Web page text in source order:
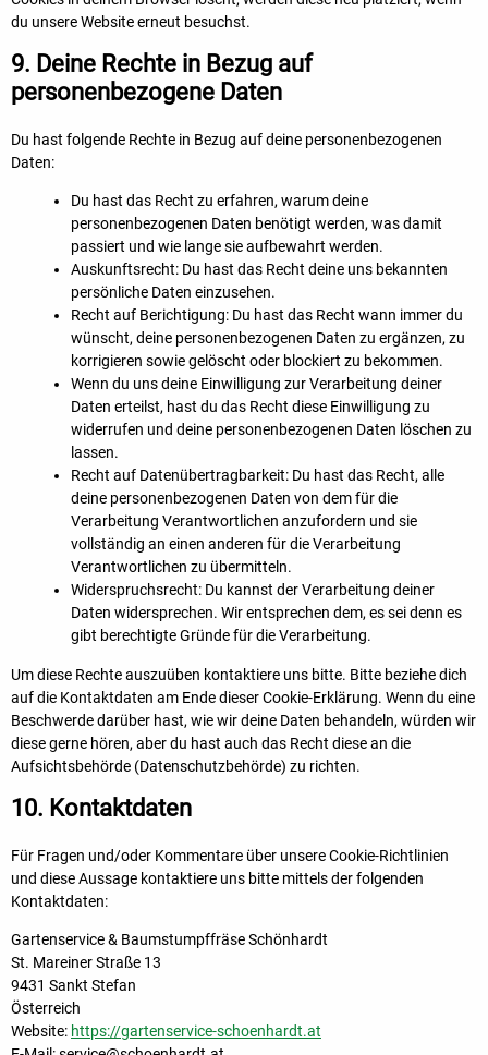
du unsere Website erneut besuchst.
9. Deine Rechte in Bezug auf
personenbezogene Daten
Du hast folgende Rechte in Bezug auf deine personenbezogenen
Daten:
Du hast das Recht zu erfahren, warum deine
personenbezogenen Daten benötigt werden, was damit
passiert und wie lange sie aufbewahrt werden.
Auskunftsrecht: Du hast das Recht deine uns bekannten
persönliche Daten einzusehen.
Recht auf Berichtigung: Du hast das Recht wann immer du
wünscht, deine personenbezogenen Daten zu ergänzen, zu
korrigieren sowie gelöscht oder blockiert zu bekommen.
Wenn du uns deine Einwilligung zur Verarbeitung deiner
Daten erteilst, hast du das Recht diese Einwilligung zu
widerrufen und deine personenbezogenen Daten löschen zu
lassen.
Recht auf Datenübertragbarkeit: Du hast das Recht, alle
deine personenbezogenen Daten von dem für die
Verarbeitung Verantwortlichen anzufordern und sie
vollständig an einen anderen für die Verarbeitung
Verantwortlichen zu übermitteln.
Widerspruchsrecht: Du kannst der Verarbeitung deiner
Daten widersprechen. Wir entsprechen dem, es sei denn es
gibt berechtigte Gründe für die Verarbeitung.
Um diese Rechte auszuüben kontaktiere uns bitte. Bitte beziehe dich
auf die Kontaktdaten am Ende dieser Cookie-Erklärung. Wenn du eine
Beschwerde darüber hast, wie wir deine Daten behandeln, würden wir
diese gerne hören, aber du hast auch das Recht diese an die
Aufsichtsbehörde (Datenschutzbehörde) zu richten.
10. Kontaktdaten
Für Fragen und/oder Kommentare über unsere Cookie-Richtlinien
und diese Aussage kontaktiere uns bitte mittels der folgenden
Kontaktdaten:
Gartenservice & Baumstumpffräse Schönhardt
St. Mareiner Straße 13
9431 Sankt Stefan
Österreich
Website: https://gartenservice-schoenhardt.at